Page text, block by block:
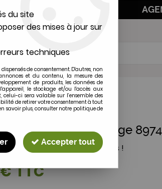
FERGUSON
de pompe relevage
le premier à donner votre avis !
€TTC
du site
des mises à jour sur
techniques
de consentement. D'autres, non
et du contenu, la mesure des
de produits, les données de
le stockage et/ou l'accès aux
ci sera valable sur l’ensemble des
de retirer votre consentement à tout
savoir plus, consulter notre politique de
Accepter tout